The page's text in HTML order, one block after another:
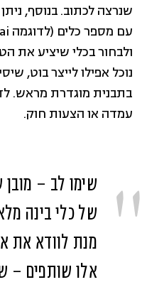
שנרצה לכתוב. בנוסף,
עם מספר כלים (לדוגמה
ולבחור בכלי שיציע את
נוכל אפילו לייצר בוט,
בתבנית מוגדרת מראש.
עמדה או הצעות חוק.
שימו לב –
של כלי בינה
מנת לוודא את
אלו שותפים –